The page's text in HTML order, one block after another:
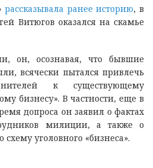
рассказывала ранее историю, в
Витюгов оказался на скамье
он, осознавая, что бывшие
всячески пытался привлечь
к существующему
бизнесу». В частности, еще в
допроса он заявил о фактах
милиции, а также о
схему уголовного «бизнеса».